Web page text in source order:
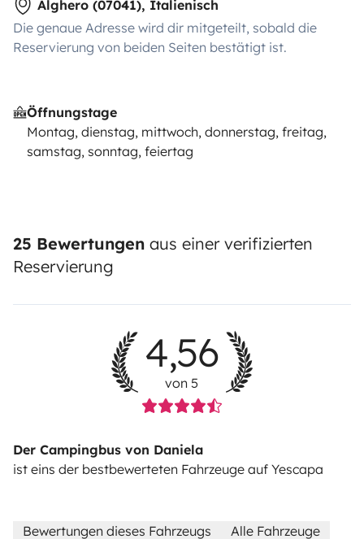
Alghero (07041), Italienisch
Die genaue Adresse wird dir mitgeteilt, sobald die
Reservierung von beiden Seiten bestätigt ist.
Öffnungstage
Montag, dienstag, mittwoch, donnerstag, freitag,
samstag, sonntag, feiertag
25 Bewertungen aus einer verifizierten
Reservierung
4,56
von 5
Der Campingbus von Daniela
ist eins der bestbewerteten Fahrzeuge auf Yescapa
Bewertungen dieses Fahrzeugs Alle Fahrzeuge